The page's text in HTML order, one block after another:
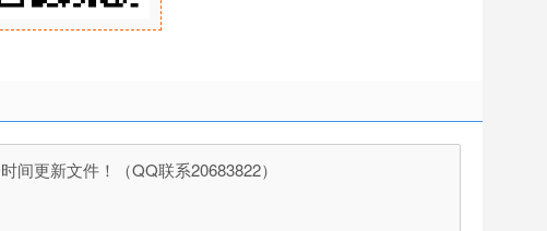
更新文件！（QQ联系20683822）